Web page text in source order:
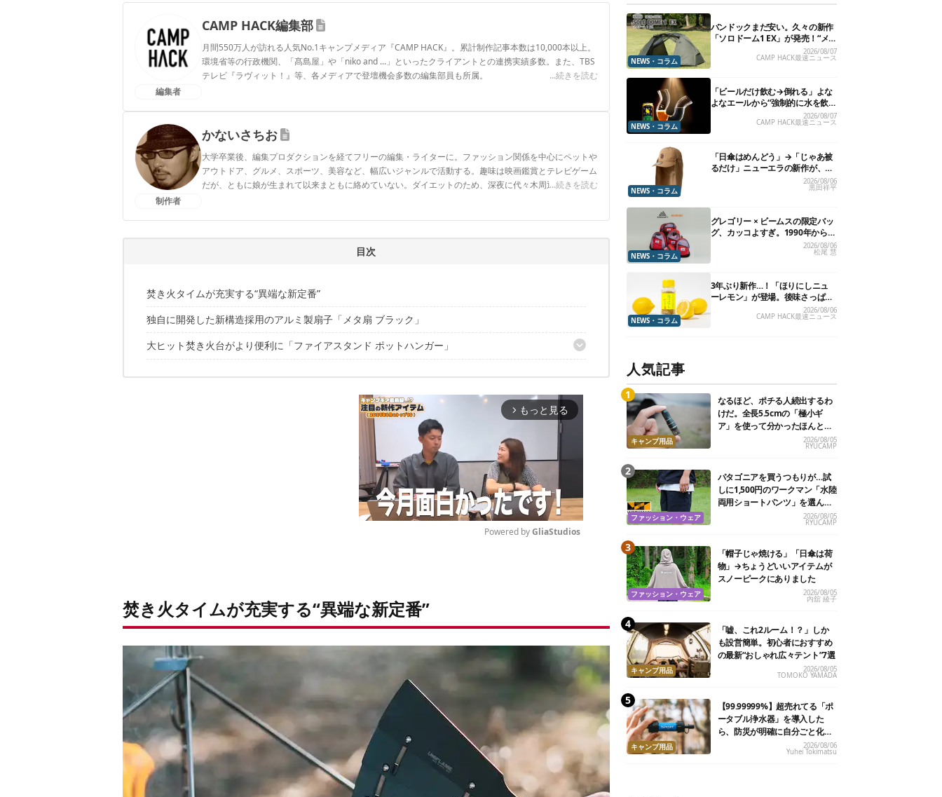
編集者
CAMP HACK編集部
月間550万人が訪れる人気No.1キャンプメディア『CAMP HACK』。累計制作記事本数は10,000本以上。
環境省等の行政機関、「髙島屋」や「niko and ...」といったクライアントとの連携実績多数。また、TBS
テレビ『ラヴィット！』等、各メディアで登壇機会多数の編集部員も所属。
...続きを読む
制作者
かないさちお
大学卒業後、編集プロダクションを経てフリーの編集・ライターに。ファッション関係を中心にペットや
アウトドア、グルメ、スポーツ、美容など、幅広いジャンルで活動する。趣味は映画鑑賞とテレビゲーム
だが、ともに娘が生まれて以来まともに絡めていない。ダイエットのため、深夜に代々木周辺を徘徊中。
...続きを読む
目次
焚き火タイムが充実する“異端な新定番”
独自に開発した新構造採用のアルミ製扇子「メタ扇 ブラック」
大ヒット焚き火台がより便利に「ファイアスタンド ポットハンガー」
✔️こちらの記事もおすすめ
arrow_forward_ios もっと見る
Powered by GliaStudios
焚き火タイムが充実する“異端な新定番”
NEWS・コラム
バンドックまだ安い。久々の新作
「ソロドーム1 EX」が発売！“メ
ッシュインナー”だけでも使える
よ【防災も◎】
2026/08/07
CAMP HACK最速ニュース
NEWS・コラム
「ビールだけ飲む→倒れる」よな
よなエールから“強制的に水を飲
2026/08/07
CAMP HACK最速ニュース
NEWS・コラム
「日傘はめんどう」→「じゃあ被
るだけ」ニューエラの新作が、真
2026/08/06
黒田祥平
NEWS・コラム
グレゴリー × ビームスの限定バッ
グ、カッコよすぎ。1990年から“3
年のみ使用”されていた、紫タグ
2026/08/06
松尾 慧
NEWS・コラム
3年ぶり新作…！「ほりにしニュ
ーレモン」が登場。後味さっぱり
の万能スパイス！【8月21日発
2026/08/06
CAMP HACK最速ニュース
人気記事
キャンプ用品
なるほど、ポチる人続出するわ
けだ。全長5.5cmの「極小ギ
ア」を使って分かったほんとの
2026/08/05
RYUCAMP
ファッション・ウェア
パタゴニアを買うつもりが…試
しに1,500円のワークマン「水陸
両用ショートパンツ」を選んだ
2026/08/05
RYUCAMP
ファッション・ウェア
「帽子じゃ焼ける」「日傘は荷
物」→ちょうどいいアイテムが
スノーピークにありました
2026/08/05
内舘 綾子
キャンプ用品
「嘘、これ2ルーム！？」しか
も設営簡単。初心者におすすめ
の最新“おしゃれ広々テント”7選
2026/08/05
TOMOKO YAMADA
キャンプ用品
【99.99999%】超売れてる「ポ
ータブル浄水器」を導入した
ら、防災が明確に自分ごと化し
2026/08/06
Yuhei Tokimatsu